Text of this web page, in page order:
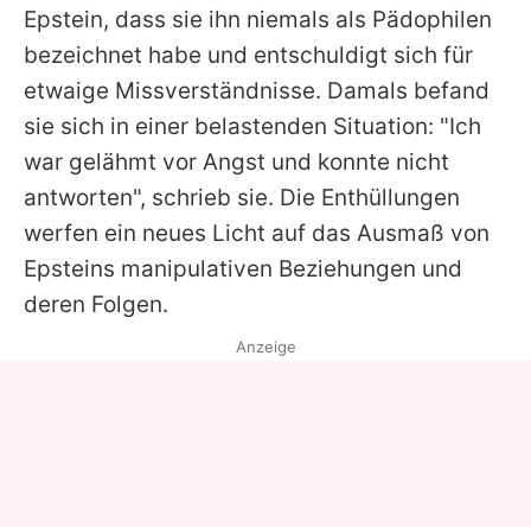
Epstein, dass sie ihn niemals als Pädophilen
bezeichnet habe und entschuldigt sich für
etwaige Missverständnisse. Damals befand
sie sich in einer belastenden Situation: "Ich
war gelähmt vor Angst und konnte nicht
antworten", schrieb sie. Die Enthüllungen
werfen ein neues Licht auf das Ausmaß von
Epsteins manipulativen Beziehungen und
deren Folgen.
Anzeige